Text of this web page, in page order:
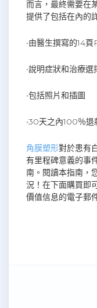
而言，最終需要在
提供了包括在內的
•由醫生撰寫的14頁
•說明症狀和治療選
•包括照片和插圖
•30天之內100％退
角膜塑形對於患有
有里程碑意義的事
南。閱讀本指南，
況！在下面購買即
價值信息的電子郵